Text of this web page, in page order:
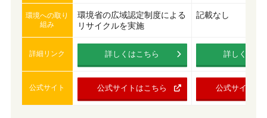
環境への取り
組み
環境省の広域認定制度による
リサイクルを実施
記載なし
詳細リンク 詳しくはこちら 詳しくはこ
公式サイト 公式サイトはこちら 公式サイトは